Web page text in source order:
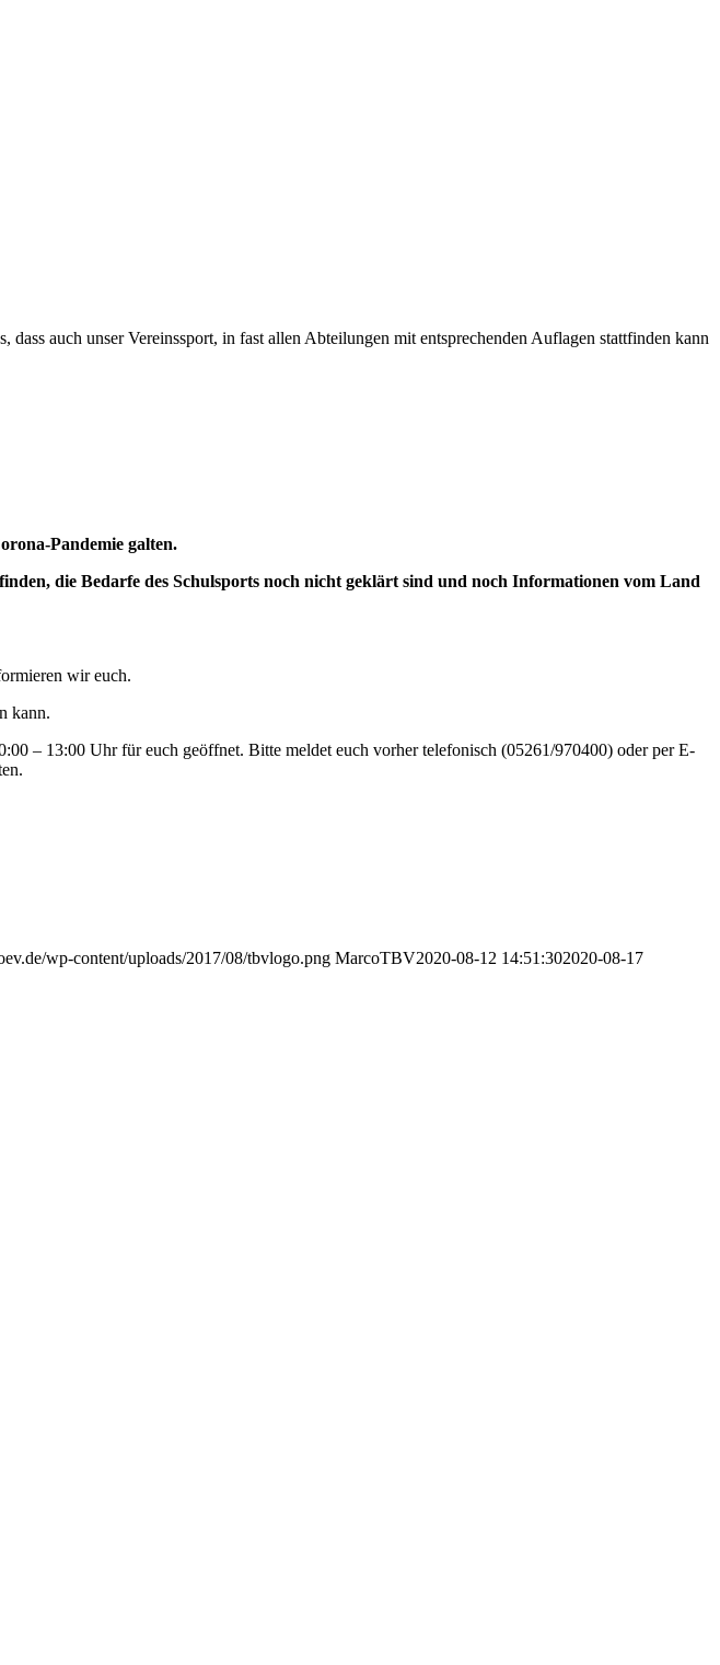
auch unser Vereinssport, in fast allen Abteilungen mit entsprechenden Auflagen stattfinden kann
Pandemie galten.
die Bedarfe des Schulsports noch nicht geklärt sind und noch Informationen vom Land
wir euch.
kann.
– 13:00 Uhr für euch geöffnet. Bitte meldet euch vorher telefonisch (05261/970400) oder per E-
wp-content/uploads/2017/08/tbvlogo.png MarcoTBV2020-08-12 14:51:302020-08-17